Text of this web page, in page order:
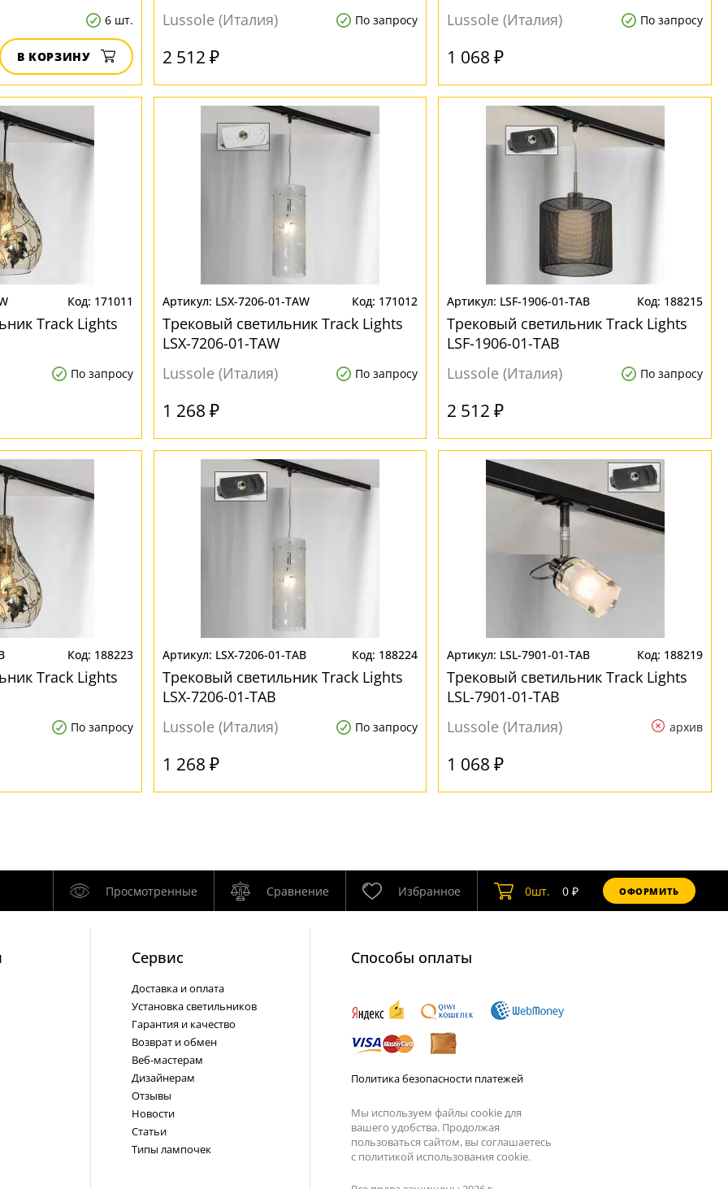
6 шт.
В КОРЗИНУ
Lussole (Италия)
По запросу
2 512 ₽
Lussole (Италия)
По запросу
1 068 ₽
171011
Track Lights
По запросу
LSX-7206-01-TAW 171012
Трековый светильник Track Lights
LSX-7206-01-TAW
Lussole (Италия)
По запросу
1 268 ₽
LSF-1906-01-TAB 188215
Трековый светильник Track Lights
LSF-1906-01-TAB
Lussole (Италия)
По запросу
2 512 ₽
188223
Track Lights
По запросу
LSX-7206-01-TAB 188224
Трековый светильник Track Lights
LSX-7206-01-TAB
Lussole (Италия)
По запросу
1 268 ₽
LSL-7901-01-TAB 188219
Трековый светильник Track Lights
LSL-7901-01-TAB
Lussole (Италия)
архив
1 068 ₽
Просмотренные Сравнение Избранное 0шт. 0₽ ОФОРМИТЬ
Cервис
Доставка и оплата
Установка светильников
Гарантия и качество
Возврат и обмен
Веб-мастерам
Дизайнерам
Отзывы
Новости
Статьи
Типы лампочек
Способы оплаты
Политика безопасности платежей
Мы используем файлы cookie для
вашего удобства. Продолжая
пользоваться сайтом, вы соглашаетесь
с политикой использования cookie.